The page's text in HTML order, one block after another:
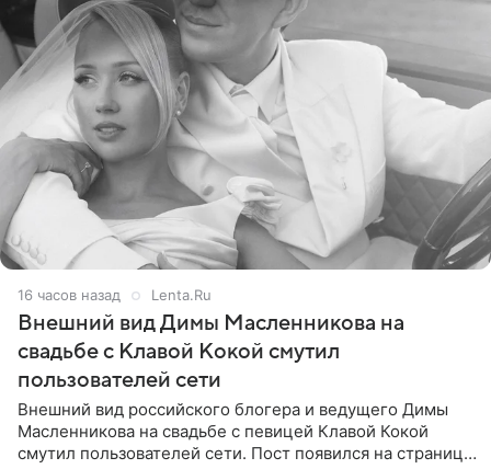
16 часов назад Lenta.Ru
Внешний вид Димы Масленникова на
свадьбе с Клавой Кокой смутил
пользователей сети
Внешний вид российского блогера и ведущего Димы
Масленникова на свадьбе с певицей Клавой Кокой
смутил пользователей сети. Пост появился на странице